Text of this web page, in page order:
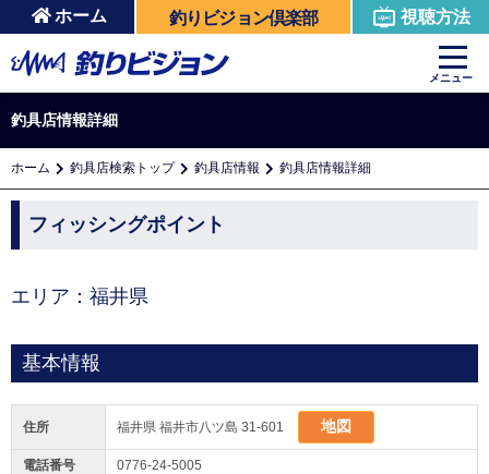
ホーム 釣りビジョン倶楽部 視聴方法
メニュー
釣具店情報詳細
ホーム 釣具店検索トップ 釣具店情報 釣具店情報詳細
フィッシングポイント
エリア：福井県
基本情報
住所 福井県 福井市八ツ島 31-601 地図
電話番号 0776-24-5005